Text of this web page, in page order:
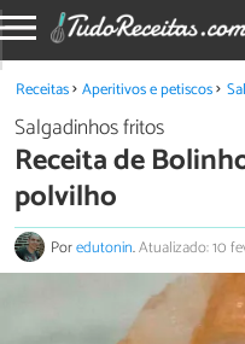
Receitas Aperitivos e petiscos
Salgadinhos fritos
Receita de
polvilho
Poredutonin.Atualizado: 10